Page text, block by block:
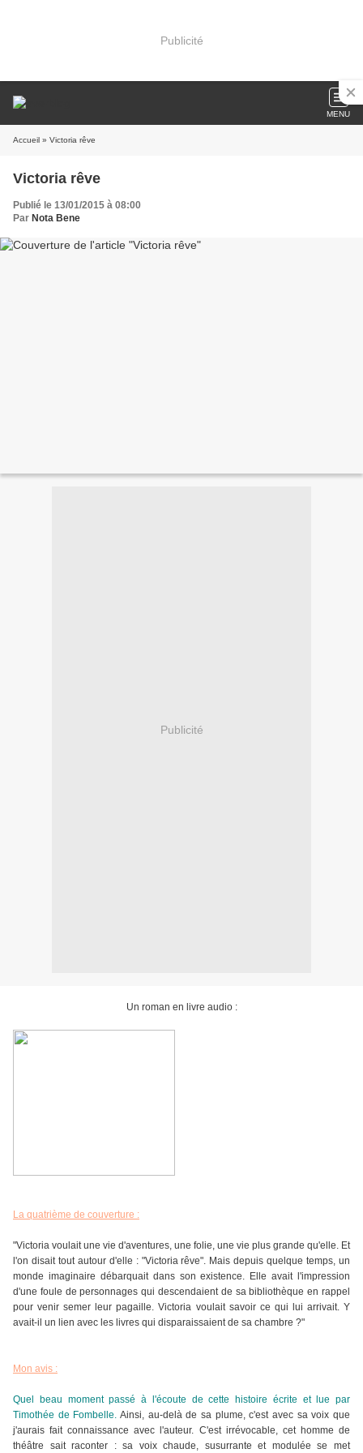
Publicité
MENU
Accueil » Victoria rêve
Victoria rêve
Publié le 13/01/2015 à 08:00
Par Nota Bene
Publicité
Un roman en livre audio :
La quatrième de couverture :
"Victoria voulait une vie d'aventures, une folie, une vie plus grande qu'elle. Et
l'on disait tout autour d'elle : "Victoria rêve". Mais depuis quelque temps, un
monde imaginaire débarquait dans son existence. Elle avait l'impression
d'une foule de personnages qui descendaient de sa bibliothèque en rappel
pour venir semer leur pagaille. Victoria voulait savoir ce qui lui arrivait. Y
avait-il un lien avec les livres qui disparaissaient de sa chambre ?"
Mon avis :
Quel beau moment passé à l'écoute de cette histoire écrite et lue par
Timothée de Fombelle. Ainsi, au-delà de sa plume, c'est avec sa voix que
j'aurais fait connaissance avec l'auteur. C'est irrévocable, cet homme de
théâtre sait raconter : sa voix chaude, susurrante et modulée se met